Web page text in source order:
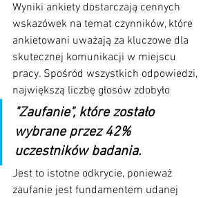
Wyniki ankiety dostarczają cennych
wskazówek na temat czynników, które
ankietowani uważają za kluczowe dla
skutecznej komunikacji w miejscu
pracy. Spośród wszystkich odpowiedzi,
największą liczbę głosów zdobyło
"Zaufanie", które zostało
wybrane przez 42%
uczestników badania.
Jest to istotne odkrycie, ponieważ
zaufanie jest fundamentem udanej